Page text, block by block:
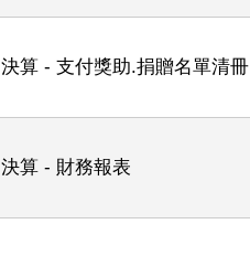
決算 - 支付獎助.捐贈名單清冊
決算 - 財務報表